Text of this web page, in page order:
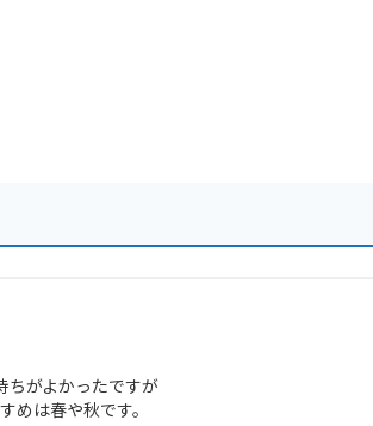
ちがよかったですが
めは春や秋です。